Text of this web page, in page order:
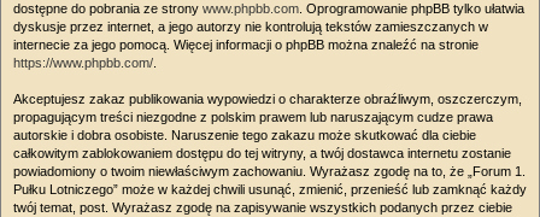
dostępne do pobrania ze strony www.phpbb.com . Oprogramowanie phpBB tylko ułatwia
dyskusje przez internet, a jego autorzy nie kontrolują tekstów zamieszczanych w
internecie za jego pomocą. Więcej informacji o phpBB można znaleźć na stronie
https://www.phpbb.com/
Akceptujesz zakaz publikowania wypowiedzi o charakterze obraźliwym, oszczerczym,
propagującym treści niezgodne z polskim prawem lub naruszającym cudze prawa
autorskie i dobra osobiste. Naruszenie tego zakazu może skutkować dla ciebie
całkowitym zablokowaniem dostępu do tej witryny, a twój dostawca internetu zostanie
powiadomiony o twoim niewłaściwym zachowaniu. Wyrażasz zgodę na to, że „Forum 1.
Pułku Lotniczego” może w każdej chwili usunąć, zmienić, przenieść lub zamknąć każdy
twój temat, post. Wyrażasz zgodę na zapisywanie wszystkich podanych przez ciebie